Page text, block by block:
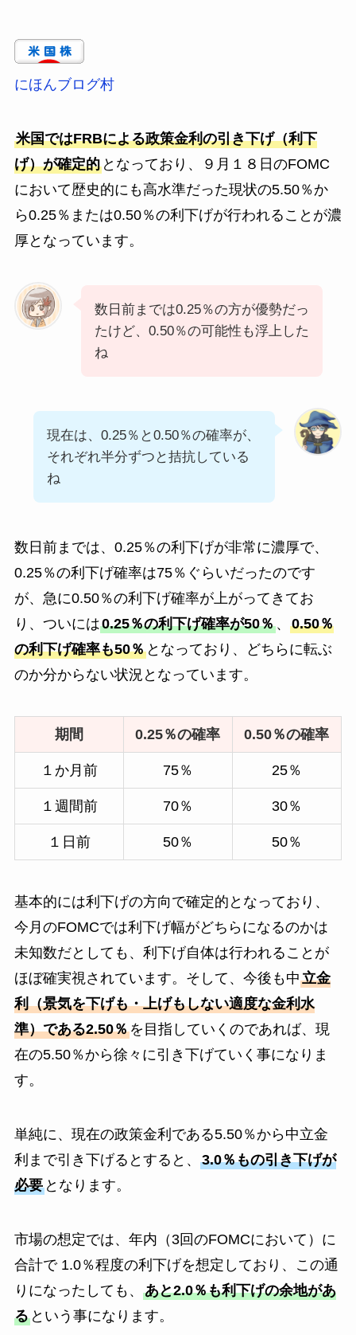
にほんブログ村
米国ではFRBによる政策金利の引き下げ（利下
げ）が確定的となっており、９月１８日のFOMC
において歴史的にも高水準だった現状の5.50％か
ら0.25％または0.50％の利下げが行われることが濃
厚となっています。
数日前までは0.25％の方が優勢だっ
たけど、0.50％の可能性も浮上した
ね
現在は、0.25％と0.50％の確率が、
それぞれ半分ずつと拮抗している
ね
数日前までは、0.25％の利下げが非常に濃厚で、
0.25％の利下げ確率は75％ぐらいだったのです
が、急に0.50％の利下げ確率が上がってきてお
り、ついには0.25％の利下げ確率が50％、 0.50％
の利下げ確率も50％となっており、どちらに転ぶ
のか分からない状況となっています。
期間 0.25％の確率 0.50％の確率
１か月前 75％ 25％
１週間前 70％ 30％
１日前 50％ 50％
基本的には利下げの方向で確定的となっており、
今月のFOMCでは利下げ幅がどちらになるのかは
未知数だとしても、利下げ自体は行われることが
ほぼ確実視されています。そして、今後も中立金
利（景気を下げも・上げもしない適度な金利水
準）である2.50％を目指していくのであれば、現
在の5.50％から徐々に引き下げていく事になりま
す。
単純に、現在の政策金利である5.50％から中立金
利まで引き下げるとすると、 3.0％もの引き下げが
必要となります。
市場の想定では、年内（3回のFOMCにおいて）に
合計で 1.0％程度の利下げを想定しており、この通
りになったしても、 あと2.0％も利下げの余地があ
るという事になります。